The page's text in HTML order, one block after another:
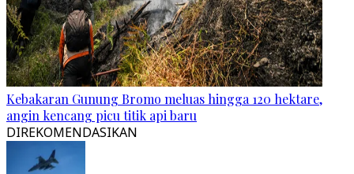
Kebakaran Gunung Bromo meluas hingga 120 hektare,
angin kencang picu titik api baru
DIREKOMENDASIKAN